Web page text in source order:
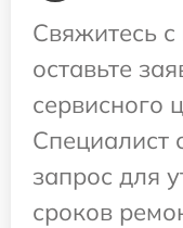
Свяжитесь
оставьте
сервисного
Специалист
запрос для
сроков